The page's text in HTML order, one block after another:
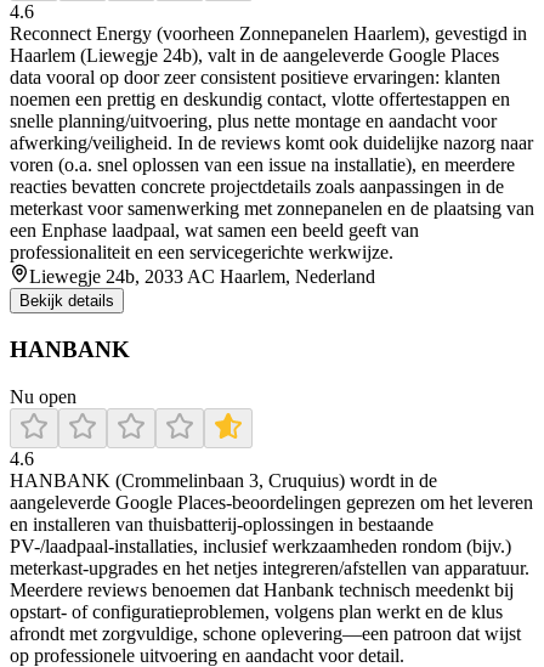
4.6
Reconnect Energy (voorheen Zonnepanelen Haarlem), gevestigd in
Haarlem (Liewegje 24b), valt in de aangeleverde Google Places
data vooral op door zeer consistent positieve ervaringen: klanten
noemen een prettig en deskundig contact, vlotte offertestappen en
snelle planning/uitvoering, plus nette montage en aandacht voor
afwerking/veiligheid. In de reviews komt ook duidelijke nazorg naar
voren (o.a. snel oplossen van een issue na installatie), en meerdere
reacties bevatten concrete projectdetails zoals aanpassingen in de
meterkast voor samenwerking met zonnepanelen en de plaatsing van
een Enphase laadpaal, wat samen een beeld geeft van
professionaliteit en een servicegerichte werkwijze.
Liewegje 24b, 2033 AC Haarlem, Nederland
Bekijk details
HANBANK
Nu open
4.6
HANBANK (Crommelinbaan 3, Cruquius) wordt in de
aangeleverde Google Places-beoordelingen geprezen om het leveren
en installeren van thuisbatterij-oplossingen in bestaande
PV-/laadpaal-installaties, inclusief werkzaamheden rondom (bijv.)
meterkast-upgrades en het netjes integreren/afstellen van apparatuur.
Meerdere reviews benoemen dat Hanbank technisch meedenkt bij
opstart- of configuratieproblemen, volgens plan werkt en de klus
afrondt met zorgvuldige, schone oplevering—een patroon dat wijst
op professionele uitvoering en aandacht voor detail.